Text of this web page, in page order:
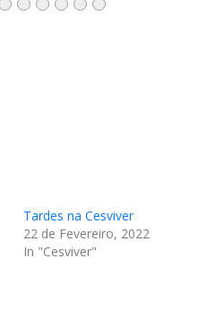
Tardes na Cesviver
22 de Fevereiro, 2022
In "Cesviver"